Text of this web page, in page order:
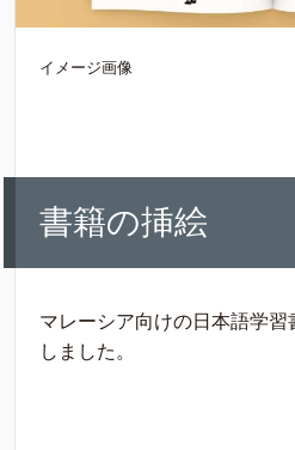
イメージ画像
書籍の挿絵
マレーシア向けの日本語学
しました。